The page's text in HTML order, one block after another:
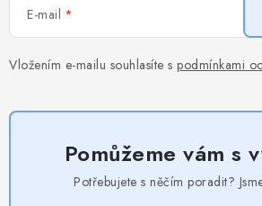
E-mail
Vložením e-mailu souhlasíte s podmínkami
Pomůžeme vám s
Potřebujete s něčím poradit?